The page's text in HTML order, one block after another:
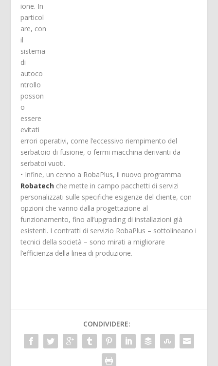
ione. In
particol
are, con
il
sistema
di
autoco
ntrollo
posson
o
essere
evitati
errori operativi, come l’eccessivo riempimento del
serbatoio di fusione, o fermi macchina derivanti da
serbatoi vuoti.
• Infine, un cenno a RobaPlus, il nuovo programma
Robatech che mette in campo pacchetti di servizi
personalizzati sulle specifiche esigenze del cliente, con
opzioni che vanno dalla progettazione al
funzionamento, fino all’upgrading di installazioni già
esistenti. I contratti di servizio RobaPlus – sottolineano i
tecnici della società – sono mirati a migliorare
l’efficienza della linea di produzione.
CONDIVIDERE: